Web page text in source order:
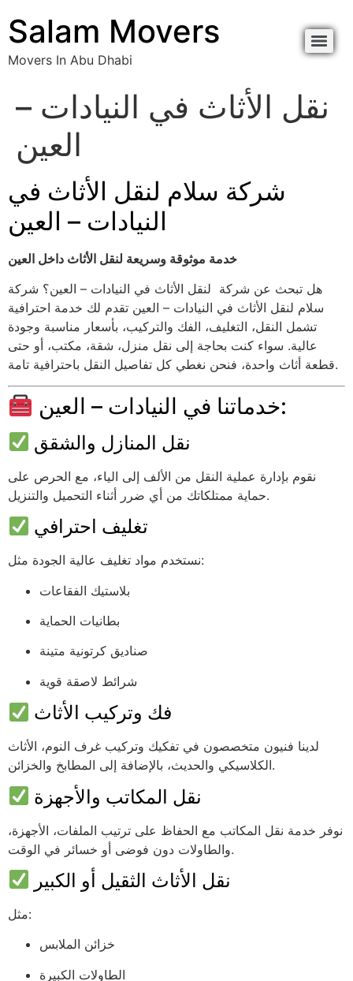
Salam Movers
Movers In Abu Dhabi
نقل الأثاث في النيادات –
العين
شركة سلام لنقل الأثاث في
النيادات – العين
خدمة موثوقة وسريعة لنقل الأثاث داخل العين
هل تبحث عن شركة لنقل الأثاث في النيادات – العين؟ شركة
سلام لنقل الأثاث في النيادات – العين تقدم لك خدمة احترافية
تشمل النقل، التغليف، الفك والتركيب، بأسعار مناسبة وجودة
عالية. سواء كنت بحاجة إلى نقل منزل، شقة، مكتب، أو حتى
قطعة أثاث واحدة، فنحن نغطي كل تفاصيل النقل باحترافية تامة.
خدماتنا في النيادات – العين:
نقل المنازل والشقق
نقوم بإدارة عملية النقل من الألف إلى الياء، مع الحرص على
حماية ممتلكاتك من أي ضرر أثناء التحميل والتنزيل.
تغليف احترافي
نستخدم مواد تغليف عالية الجودة مثل:
بلاستيك الفقاعات
بطانيات الحماية
صناديق كرتونية متينة
شرائط لاصقة قوية
فك وتركيب الأثاث
لدينا فنيون متخصصون في تفكيك وتركيب غرف النوم، الأثاث
الكلاسيكي والحديث، بالإضافة إلى المطابخ والخزائن.
نقل المكاتب والأجهزة
نوفر خدمة نقل المكاتب مع الحفاظ على ترتيب الملفات، الأجهزة،
والطاولات دون فوضى أو خسائر في الوقت.
نقل الأثاث الثقيل أو الكبير
مثل:
خزائن الملابس
الطاولات الكبيرة